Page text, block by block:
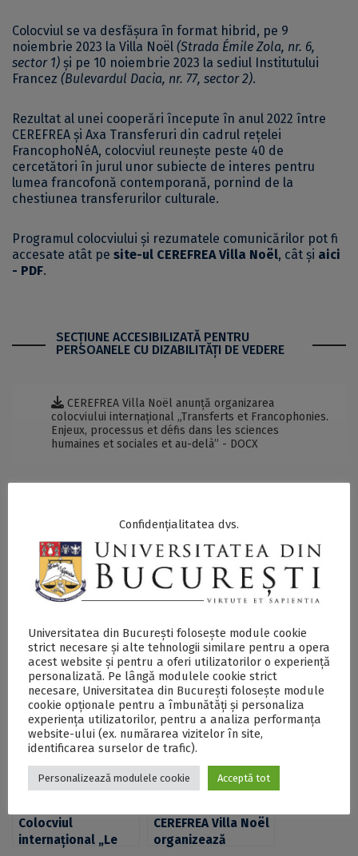
Colocviul se va desfășura în format hibrid, pe 9
noiembrie 2023 la Villa Noël (Strada Émile Zola, nr. 6,
sector 1) și pe 10 noiembrie 2023 la sediul Institutului
Francez (Bulevardul Dacia, nr. 77, sector 2).
Rezultat al unei cooperări începute în anul 2022 între
CEREFREA și Axa Transferuri din cadrul rețelei
FrancophoNéA, colocviul reunește peste 40 de
cercetători în jurul unor subiecte de interes pentru
lumea francofonă contemporană, pornind de la
chestiunea transferurilor culturale.
Programul colocviului și rezumatele comunicărilor pot fi
accesate atât pe site-ul CEREFREA Villa Noël, cât și aici
- PDF.
SECŢIUNE ACCESIBILIZATĂ PENTRU
PERSOANELE CU DIZABILITĂŢI DE VEDERE
CEREFREA Villa Noël anunță organizarea
colocviului internațional „Transferts et Francophonies.
Enjeux, processus et défis dans les sciences
humaines et sociales et au-delà” - DOCX
CEREFREA Villa Noël,
partener în
organizarea
Atelierul “Arts –
Archives –
Performances” din
Johannesburg
(Africa de Sud)
„Entre
déconfinement et
vaccinations:
L’Europe centrale et
orientale face à la
deuxième vague du
Covid 19”, webinar
internațional în
parteneriat cu
Colocviul
internațional „Le
CEREFREA Villa Noël
organizează
Confidențialitatea dvs.
Universitatea din București folosește module cookie
strict necesare și alte tehnologii similare pentru a opera
acest website și pentru a oferi utilizatorilor o experiență
personalizată. Pe lângă modulele cookie strict
necesare, Universitatea din București folosește module
cookie opționale pentru a îmbunătăți și personaliza
experiența utilizatorilor, pentru a analiza performanța
website-ului (ex. numărarea vizitelor în site,
identificarea surselor de trafic).
Personalizează modulele cookie Acceptă tot